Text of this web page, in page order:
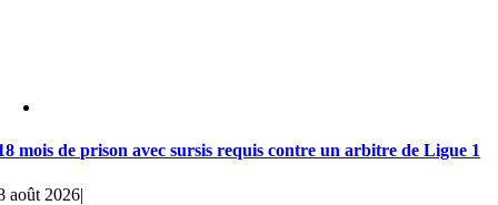
mois de prison avec sursis requis contre un arbitre de Ligue 1
août 2026|